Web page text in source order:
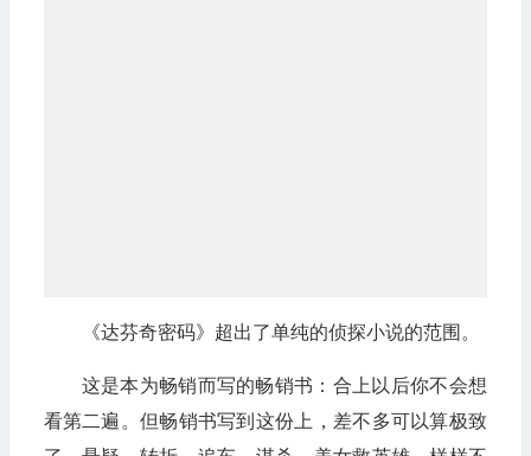
《达芬奇密码》超出了单纯的侦探小说的范围。
这是本为畅销而写的畅销书：合上以后你不会想
看第二遍。但畅销书写到这份上，差不多可以算极致